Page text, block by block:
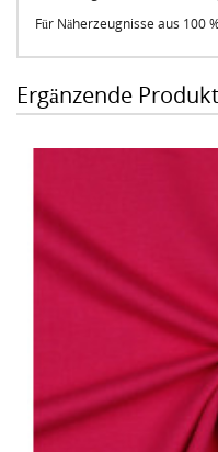
Für Näherzeugnisse aus 100
Ergänzende